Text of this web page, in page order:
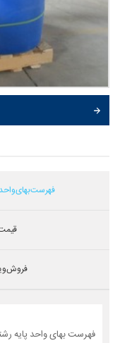
فهرست بهای واحد
فروش
فهرست بهای واحد پایه